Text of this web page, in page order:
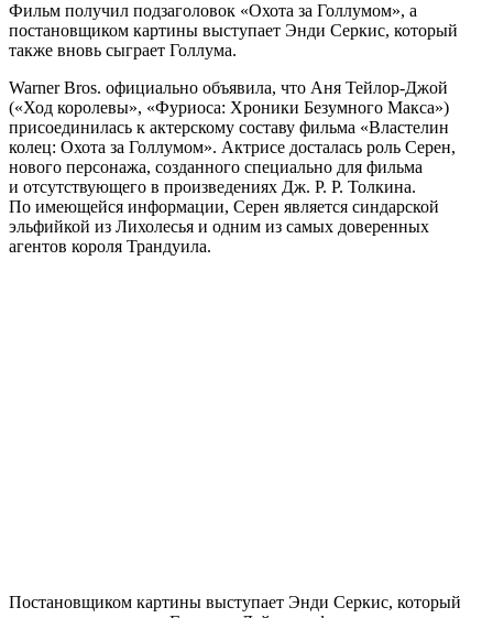
Фильм получил подзаголовок «Охота за Голлумом», а
постановщиком картины выступает Энди Серкис, который
также вновь сыграет Голлума.
Warner Bros. официально объявила, что Аня Тейлор-Джой
(«Ход королевы», «Фуриоса: Хроники Безумного Макса»)
присоединилась к актерскому составу фильма «Властелин
колец: Охота за Голлумом». Актрисе досталась роль Серен,
нового персонажа, созданного специально для фильма
и отсутствующего в произведениях Дж. Р. Р. Толкина.
По имеющейся информации, Серен является синдарской
эльфийкой из Лихолесья и одним из самых доверенных
агентов короля Трандуила.
Постановщиком картины выступает Энди Серкис, который